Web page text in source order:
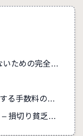
通貨ペアの選び方 – FXで損をしないための完全ガイド
スプレッドって何？知らないと損する手数料の真実
損切りと利確の正しいタイミング – 損切り貧乏を防ぐ